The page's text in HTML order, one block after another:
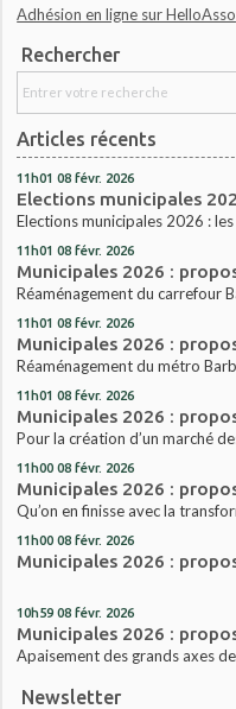
Adhésion en ligne sur HelloAsso
Rechercher
Articles récents
11h01 08 févr. 2026
Elections municipales
Elections municipales 2026 :
11h01 08 févr. 2026
Municipales 2026 :
Réaménagement du carrefour
11h01 08 févr. 2026
Municipales 2026 :
Réaménagement du métro
11h01 08 févr. 2026
Municipales 2026 :
Pour la création d’un marché
11h00 08 févr. 2026
Municipales 2026 :
Qu’on en finisse avec la
11h00 08 févr. 2026
Municipales 2026 :
10h59 08 févr. 2026
Municipales 2026 :
Apaisement des grands axes
Newsletter